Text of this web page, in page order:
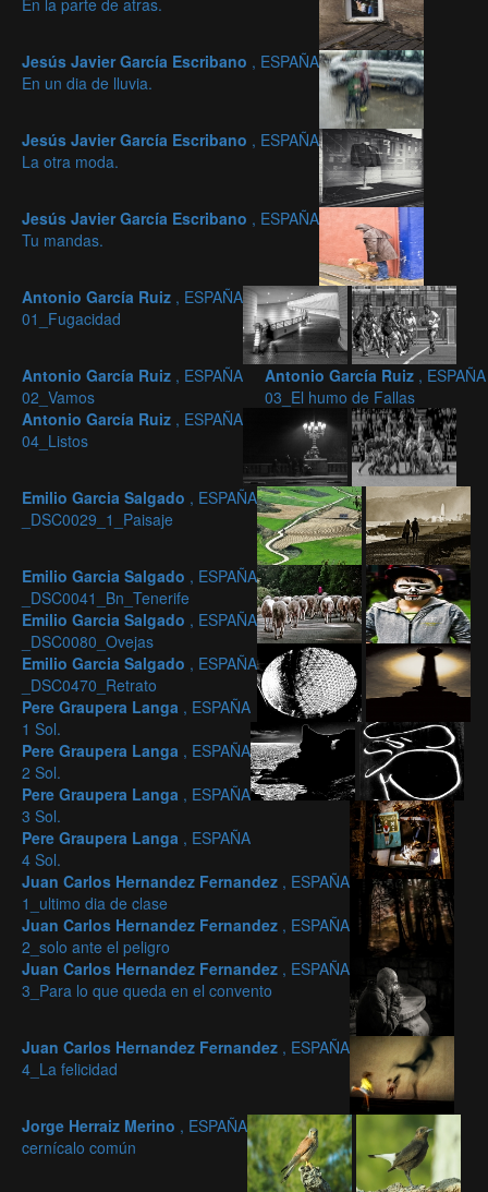
En la parte de atras.
Jesús Javier García Escribano , ESPAÑA
En un dia de lluvia.
Jesús Javier García Escribano , ESPAÑA
La otra moda.
Jesús Javier García Escribano , ESPAÑA
Tu mandas.
Antonio García Ruiz , ESPAÑA
01_Fugacidad
Antonio García Ruiz , ESPAÑA
02_Vamos
Antonio García Ruiz , ESPAÑA
03_El humo de Fallas
Antonio García Ruiz , ESPAÑA
04_Listos
Emilio Garcia Salgado , ESPAÑA
_DSC0029_1_Paisaje
Emilio Garcia Salgado , ESPAÑA
_DSC0041_Bn_Tenerife
Emilio Garcia Salgado , ESPAÑA
_DSC0080_Ovejas
Emilio Garcia Salgado , ESPAÑA
_DSC0470_Retrato
Pere Graupera Langa , ESPAÑA
1 Sol.
Pere Graupera Langa , ESPAÑA
2 Sol.
Pere Graupera Langa , ESPAÑA
3 Sol.
Pere Graupera Langa , ESPAÑA
4 Sol.
Juan Carlos Hernandez Fernandez , ESPAÑA
1_ultimo dia de clase
Juan Carlos Hernandez Fernandez , ESPAÑA
2_solo ante el peligro
Juan Carlos Hernandez Fernandez , ESPAÑA
3_Para lo que queda en el convento
Juan Carlos Hernandez Fernandez , ESPAÑA
4_La felicidad
Jorge Herraiz Merino , ESPAÑA
cernícalo común